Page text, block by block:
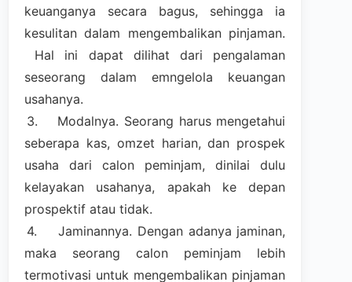
keuanganya secara bagus, sehingga ia
kesulitan dalam mengembalikan pinjaman.
Hal ini dapat dilihat dari pengalaman
seseorang dalam emngelola keuangan
usahanya.
3.
Modalnya. Seorang harus mengetahui
seberapa kas, omzet harian, dan prospek
usaha dari calon peminjam, dinilai dulu
kelayakan usahanya, apakah ke depan
prospektif atau tidak.
4.
Jaminannya. Dengan adanya jaminan,
maka seorang calon peminjam lebih
termotivasi untuk mengembalikan pinjaman